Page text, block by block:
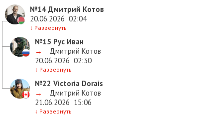
№14 Дмитрий Котов
20.06.2026 02:04
↓ Развернуть
№15 Рус Иван
→
Дмитрий Котов
20.06.2026 02:30
↓ Развернуть
№22 Victoria Dorais
→
Дмитрий Котов
21.06.2026 15:06
↓ Развернуть